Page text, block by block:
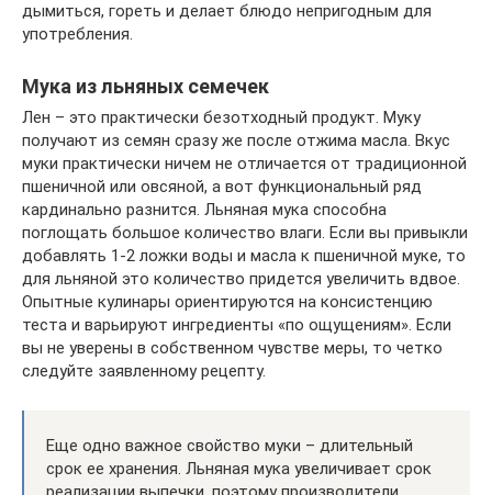
дымиться, гореть и делает блюдо непригодным для
употребления.
Мука из льняных семечек
Лен – это практически безотходный продукт. Муку
получают из семян сразу же после отжима масла. Вкус
муки практически ничем не отличается от традиционной
пшеничной или овсяной, а вот функциональный ряд
кардинально разнится. Льняная мука способна
поглощать большое количество влаги. Если вы привыкли
добавлять 1-2 ложки воды и масла к пшеничной муке, то
для льняной это количество придется увеличить вдвое.
Опытные кулинары ориентируются на консистенцию
теста и варьируют ингредиенты «по ощущениям». Если
вы не уверены в собственном чувстве меры, то четко
следуйте заявленному рецепту.
Еще одно важное свойство муки – длительный
срок ее хранения. Льняная мука увеличивает срок